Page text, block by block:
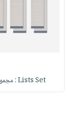
Lists Set : مجموعة